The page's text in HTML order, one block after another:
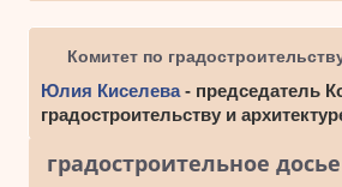
Комитет по
Юлия Киселева- председатель
градостроительству и
градостроительное досье